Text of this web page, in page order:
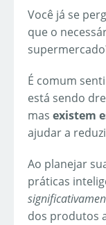
Você já se
que o
É comum
está sendo
mas existem
ajudar a
Ao planejar
práticas
dos produtos